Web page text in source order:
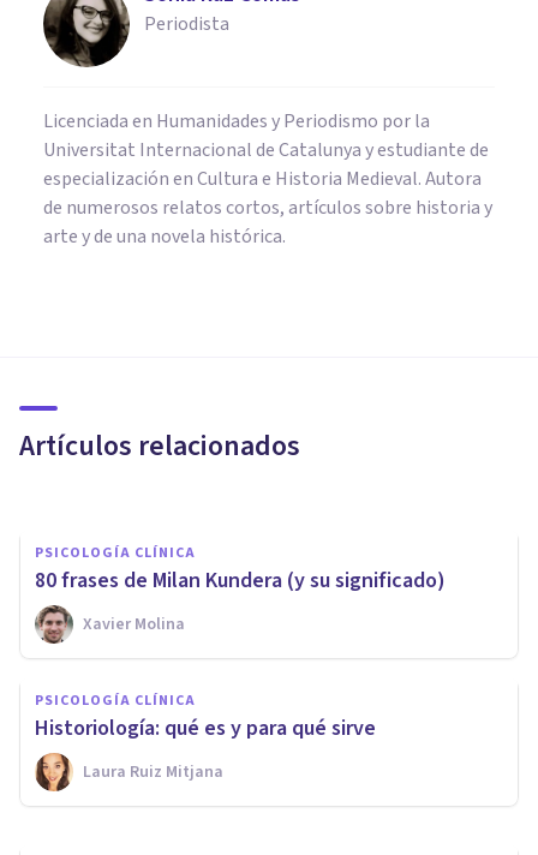
Periodista
Licenciada en Humanidades y Periodismo por la
Universitat Internacional de Catalunya y estudiante de
especialización en Cultura e Historia Medieval. Autora
de numerosos relatos cortos, artículos sobre historia y
arte y de una novela histórica.
Artículos relacionados
a los superhéroes
PSICOLOGÍA CLÍNICA
80 frases de Milan Kundera (y su significado)
Xavier Molina
PSICOLOGÍA CLÍNICA
Historiología: qué es y para qué sirve
Laura Ruiz Mitjana
PSICOLOGÍA CLÍNICA
Diferencias en la expresión de
trastornos mentales entre
Occidente y Japón
Pablo Álvarez Carneros